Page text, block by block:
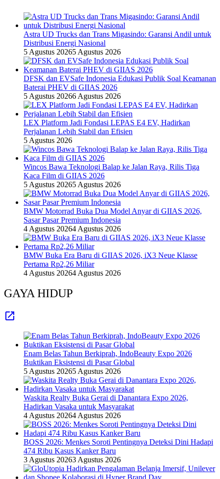
Astra UD Trucks dan Trans Migasindo: Garansi Andil untuk
Distribusi Energi Nasional
5 Agustus 20265 Agustus 2026
DFSK dan EVSafe Indonesia Edukasi Publik Soal Keamanan
Baterai PHEV di GIIAS 2026
5 Agustus 20266 Agustus 2026
LEX Platform Jadi Fondasi LEPAS E4 EV, Hadirkan
Perjalanan Lebih Stabil dan Efisien
5 Agustus 2026
Wincos Bawa Teknologi Balap ke Jalan Raya, Rilis Tiga
Kaca Film di GIIAS 2026
5 Agustus 20265 Agustus 2026
BMW Motorrad Buka Dua Model Anyar di GIIAS 2026,
Sasar Pasar Premium Indonesia
4 Agustus 20264 Agustus 2026
BMW Buka Era Baru di GIIAS 2026, iX3 Neue Klasse
Pertama Rp2,26 Miliar
4 Agustus 20264 Agustus 2026
GAYA HIDUP
Enam Belas Tahun Berkiprah, IndoBeauty Expo 2026
Buktikan Eksistensi di Pasar Global
5 Agustus 20265 Agustus 2026
Waskita Realty Buka Gerai di Danantara Expo 2026,
Hadirkan Vasaka untuk Masyarakat
4 Agustus 20264 Agustus 2026
BOSS 2026: Menkes Soroti Pentingnya Deteksi Dini Hadapi
474 Ribu Kasus Kanker Baru
3 Agustus 20263 Agustus 2026